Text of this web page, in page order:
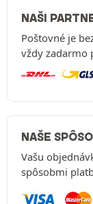
NAŠI
Poštovné je
vždy zadarmo
NAŠE
Vašu
spôsobmi